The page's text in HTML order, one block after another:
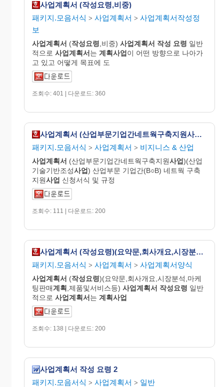
사업계획서 (작성요령,비중)
패키지.모음서식 > 사업계획서 > 사업계획서작성정
보
사업계획서 (작성요령 ,비중) 사업계획서 작성 요령 일반
적으로 사업계획서는 계획사업이 어떤 방향으로 나아가
고 있고 어떻게 목표에 도
조회수: 401 | 다운로드: 360
사업계획서 (산업부문기업간네트웍구축지원사업)(산업기술기반조성사업)
패키지.모음서식 > 사업계획서 > 비지니스 & 산업
사업계획서 (산업부문기업간네트웍구축지원사업)(산업
기술기반조성사업) 산업부문 기업간(B○B) 네트웍 구축
지원사업 신청서식 및 규정
조회수: 111 | 다운로드: 200
사업계획서 (작성요령)(요약문,회사개요,시장분석,마케팅판매계획,제품및서비스등)
패키지.모음서식 > 사업계획서 > 사업계획서양식
사업계획서 (작성요령)(요약문,회사개요,시장분석,마케
팅판매계획 ,제품및서비스등) 사업계획서 작성요령 일반
적으로 사업계획서는 계획사업
조회수: 138 | 다운로드: 200
사업계획서 작성 요령 2
패키지.모음서식 > 사업계획서 > 일반